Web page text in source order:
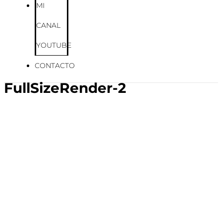
MI
CANAL
YOUTUBE
CONTACTO
FullSizeRender-2